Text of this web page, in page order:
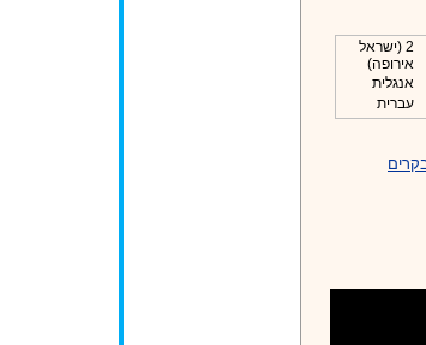
2 (ישראל
אירופה)
אנגלית
עברית